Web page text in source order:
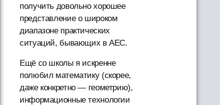
получить довольно хорошее
представление о широком
диапазоне практических
ситуаций, бывающих в AEC.
Ещё со школы я искренне
полюбил математику (скорее,
даже конкретно — геометрию),
информационные технологии